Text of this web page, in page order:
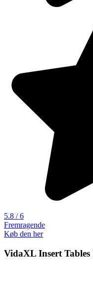
5.8 / 6
Fremragende
Køb den her
VidaXL Insert